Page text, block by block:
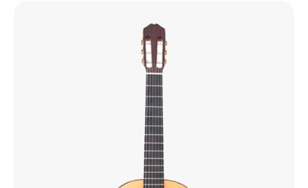
+7 (925) 879-85-35
Санкт-Петербург
+7 (999) 213-51-93